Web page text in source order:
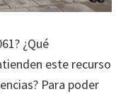
¿Qué
este recurso
Para poder